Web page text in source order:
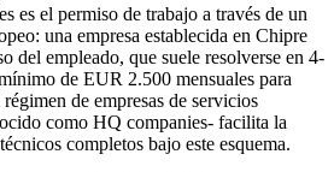
es el permiso de trabajo a través de un
una empresa establecida en Chipre
del empleado, que suele resolverse en 4-
de EUR 2.500 mensuales para
de empresas de servicios
como HQ companies- facilita la
completos bajo este esquema.